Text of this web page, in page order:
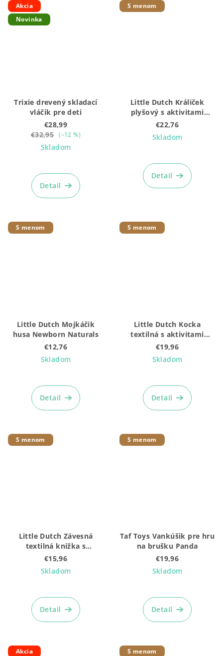
Akcia
Novinka
Trixie drevený skladací
vláčik pre deti
€28,99
€32,95 (–12 %)
Skladom
Detail
S menom
Little Dutch Králiček
plyšový s aktivitami
Newborn Naturals
€22,76
Skladom
Detail
S menom
Little Dutch Mojkáčik
husa Newborn Naturals
€12,76
Skladom
Detail
S menom
Little Dutch Kocka
textilná s aktivitami
Newborn Naturals
€19,96
Skladom
Detail
S menom
Little Dutch Závesná
textilná knižka s
aktivitami Newborn
Naturals
€15,96
Skladom
Detail
S menom
Taf Toys Vankúšik pre hru
na brušku Panda
€19,96
Skladom
Detail
Akcia
S menom